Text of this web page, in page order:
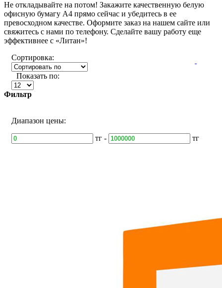
Не откладывайте на потом! Закажите качественную белую
офисную бумагу А4 прямо сейчас и убедитесь в ее
превосходном качестве. Оформите заказ на нашем сайте или
свяжитесь с нами по телефону. Сделайте вашу работу еще
эффективнее с «Литан»!
Сортировка:
Показать по:
Фильтр
Диапазон цены:
тг - тг